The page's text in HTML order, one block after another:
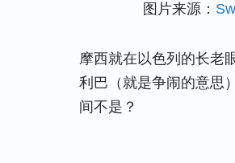
图片来源：
摩西就在以色列的长老
利巴（就是争闹的意思
间不是？